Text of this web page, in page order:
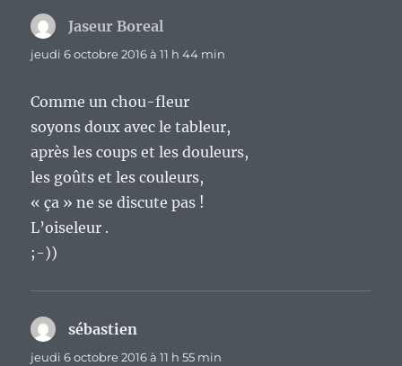
Jaseur Boreal
jeudi 6 octobre 2016 à 11 h 44 min
Comme un chou-fleur
soyons doux avec le tableur,
après les coups et les douleurs,
les goûts et les couleurs,
« ça » ne se discute pas !
L’oiseleur .
;-))
sébastien
jeudi 6 octobre 2016 à 11 h 55 min